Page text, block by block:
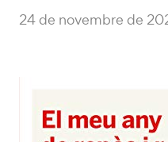
24 de novembre de